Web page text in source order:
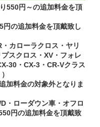
550円～の追加料金を頂
円の追加料金を頂戴致し
カローラクロス・ヤリ
スクロス・XV・フォレ
30・CX-3・CR-Vクラス
加料金の対象外となりま
・ローダウン車・オフロ
円の追加料金を頂戴致